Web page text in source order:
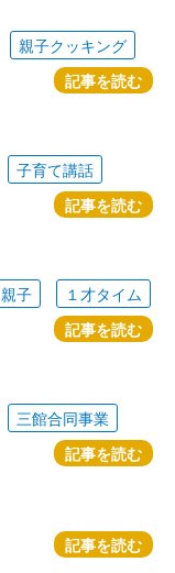
親子クッキング
記事を読む
子育て講話
記事を読む
親子 １才タイム
記事を読む
三館合同事業
記事を読む
記事を読む